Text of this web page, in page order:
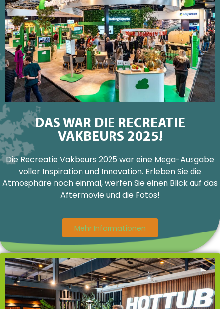
DAS WAR DIE RECREATIE
VAKBEURS 2025!
Die Recreatie Vakbeurs 2025 war eine Mega-Ausgabe
voller Inspiration und Innovation. Erleben Sie die
Atmosphäre noch einmal, werfen Sie einen Blick auf das
Aftermovie und die Fotos!
Mehr Informationen